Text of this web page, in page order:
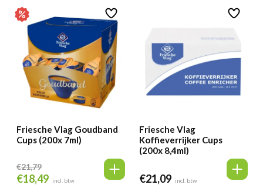
Friesche Vlag Goudband
Cups (200x 7ml)
€21,79
Oorspronkelijke
€18,49 Huidige
incl. btw
Friesche Vlag
Koffieverrijker Cups
(200x 8,4ml)
€21,09 incl. btw